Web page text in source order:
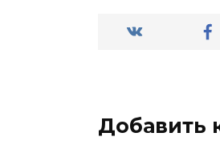
Добавить